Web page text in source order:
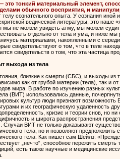
это тонкий материальный элемент,
обычного восприятия, и
телу сознательного опыта. У сознания
ведической литературы, это наше
мы не можем увидеть атму, мы можем
отдельно от тела и ума, и ниже
материалами, накопленными с
свидетельствуют о том, что в теле
свидетельств о том, что эта частица
выхода из тела
близкие к смерти (СБС), и выходы из
как от грубой материи (тела), так и
мира. В работе по изучению разных
(ВИТ) использовались данные,
культур люди признают
и их географическую удаленность
кризис и теории снов, но
и широта распространения
Случаи ВИТ не только доказывают
тела, но и позволяют предположить
тела. Как пишет сам Шейлз:
„нечто“, способное пережить
есть также научные и медицинские